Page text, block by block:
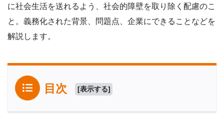
に社会生活を送れるよう、社会的障壁を取り除く配慮のこ
と。義務化された背景、問題点、企業にできることなどを
解説します。
目次 [表示する]